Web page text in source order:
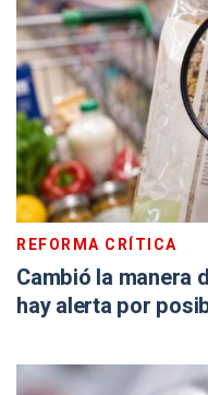
REFORMA CRÍTICA
Cambió la manera
hay alerta por